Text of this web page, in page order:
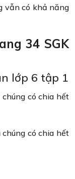
vẫn có khả năng
34 SGK
lớp 6 tập 1
có chia hết
có chia hết